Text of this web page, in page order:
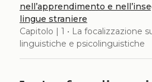
nell’apprendimento e
lingue straniere
Capitolo | 1 • La focalizzazione
linguistiche e psicolinguistiche